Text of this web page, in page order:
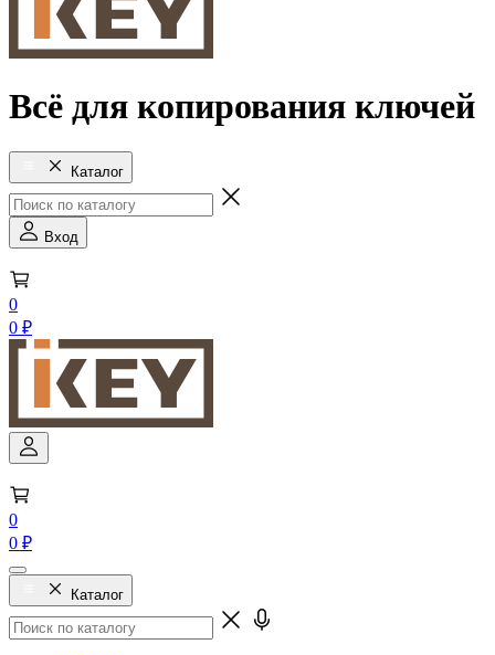
Всё для копирования ключей
Каталог
Вход
0
0 ₽
0
0 ₽
Каталог